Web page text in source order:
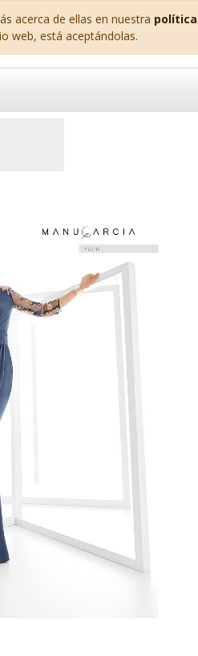
acerca de ellas en nuestra
web, está aceptándolas.